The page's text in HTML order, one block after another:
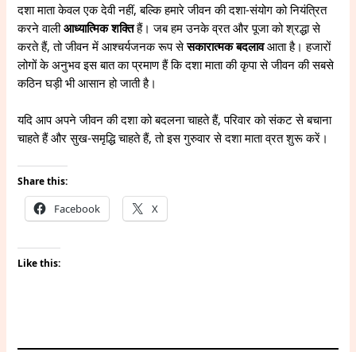
दशा माता केवल एक देवी नहीं, बल्कि हमारे जीवन की दशा-संयोग को नियंत्रित
करने वालीआध्यात्मिक शक्तिहैं। जब हम उनके व्रत और पूजा को श्रद्धा से
करते हैं, तो जीवन में आश्चर्यजनक रूप सेसकारात्मक बदलावआता है। हजारों
लोगों के अनुभव इस बात का प्रमाण हैं कि दशा माता की कृपा से जीवन की सबसे
कठिन घड़ी भी आसान हो जाती है।
यदि आप अपने जीवन की दशा को बदलना चाहते हैं, परिवार को संकट से बचाना
चाहते हैं और सुख-समृद्धि चाहते हैं, तो इस गुरुवार से दशा माता व्रत शुरू करें।
Share this:
Facebook X
Like this: